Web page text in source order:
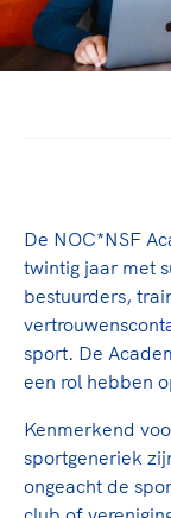
Sportonderzoek
Sportakkoord
Olympische
Nieuwspagina
Columns
Sport
Veilige en
Diversiteit en
Sportmatch
Clubacties
Handboek
Opleidingen
High5
Ruimte voor
TeamNL
Paralympische
Europese
Topsportbeleid
Top
De NOC*NSF
twintig jaar met
bestuurders,
sport. De
een rol hebben
Kenmerkend
sportgeneriek
ongeacht de